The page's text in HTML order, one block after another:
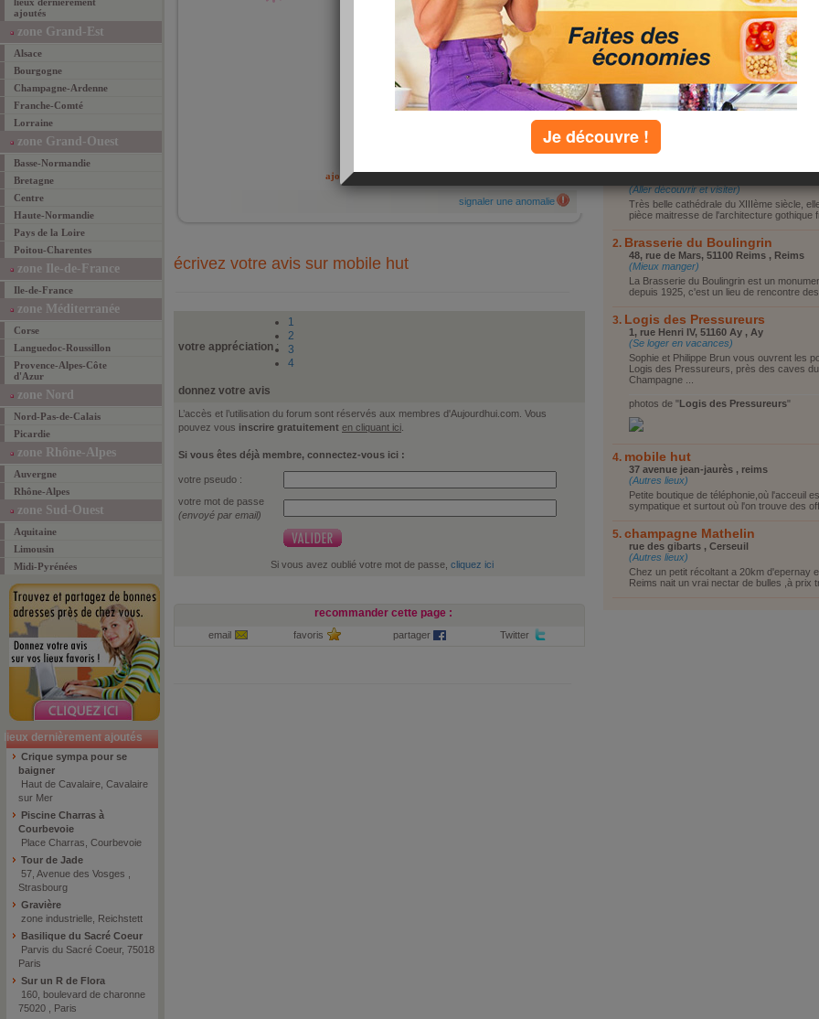
ajoutés
zone Grand-Est
Alsace
Bourgogne
Champagne-Ardenne
Franche-Comté
Lorraine
zone Grand-Ouest
Basse-Normandie
Bretagne
Centre
Haute-Normandie
Pays de la Loire
Poitou-Charentes
zone Ile-de-France
Ile-de-France
zone Méditerranée
Corse
Languedoc-Roussillon
Provence-Alpes-Côte
d'Azur
zone Nord
Nord-Pas-de-Calais
Picardie
zone Rhône-Alpes
Auvergne
Rhône-Alpes
zone Sud-Ouest
Aquitaine
Limousin
Midi-Pyrénées
lieux dernièrement ajoutés
Crique sympa pour se
baigner
Haut de Cavalaire, Cavalaire
sur Mer
Piscine Charras à
Courbevoie
Place Charras, Courbevoie
Tour de Jade
57, Avenue des Vosges ,
Strasbourg
Gravière
zone industrielle, Reichstett
Basilique du Sacré Coeur
Parvis du Sacré Coeur, 75018
Paris
Sur un R de Flora
160, boulevard de charonne
75020 , Paris
trouve des offres en téléphonie
exceptionnelles.
ajouter un lieu favori
signaler une anomalie
écrivez votre avis sur mobile hut
votre appréciation:
1
2
3
4
donnez votre avis
L’accès et l’utilisation du forum sont réservés aux membres d'Aujourdhui.com. Vous
pouvez vous inscrire gratuitement en cliquant ici
Si vous êtes déjà membre, connectez-vous ici :
votre pseudo :
votre mot de passe
(envoyé par email)
Si vous avez oublié votre mot de passe, cliquez ici
recommander cette page :
email favoris partager Twitter
Visiter le coin
Faire du shopping
Autre
top lieux
Cathédrale Notre-Dame de
(Aller découvrir et visiter)
Très belle cathédrale du XIIIème siècle,
pièce maitresse de l'architecture gothique
Brasserie du Boulingrin
48, rue de Mars, 51100 Reims , Reims
(Mieux manger)
La Brasserie du Boulingrin est un
depuis 1925, c'est un lieu de rencontre des
Logis des Pressureurs
1, rue Henri IV, 51160 Ay , Ay
(Se loger en vacances)
Sophie et Philippe Brun vous ouvrent les
Logis des Pressureurs, près des caves du
Champagne ...
photos de "Logis des Pressureurs"
mobile hut
37 avenue jean-jaurès , reims
(Autres lieux)
Petite boutique de téléphonie,où l'acceuil
sympatique et surtout où l'on trouve des
champagne Mathelin
rue des gibarts , Cerseuil
(Autres lieux)
Chez un petit récoltant a 20km d'epernay
Reims nait un vrai nectar de bulles ,à prix
Je découvre !